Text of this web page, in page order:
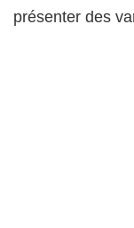
présenter des